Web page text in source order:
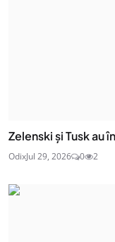
Zelenski și Tusk au
OdixJul 29, 2026 0 2